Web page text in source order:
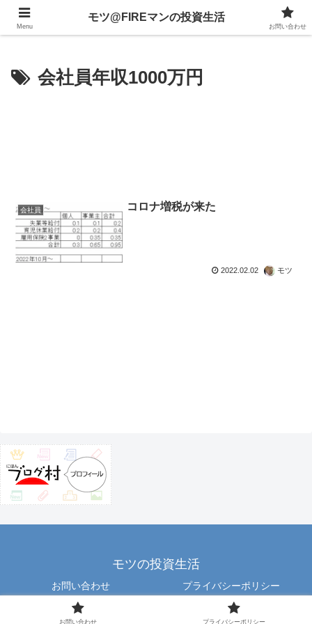
不動産、投資信託、暗号資産、株式、等々への投資について
会社員年収1000万円
会社員 コロナ増税が来た
2022.02.02 モツ
モツの投資生活
お問い合わせ プライバシーポリシー
Copyright © 2012 motu All Rights Reserved.
Menu
モツ@FIREマンの投資生活
お問い合わせ
お問い合わせ プライバシーポリシー